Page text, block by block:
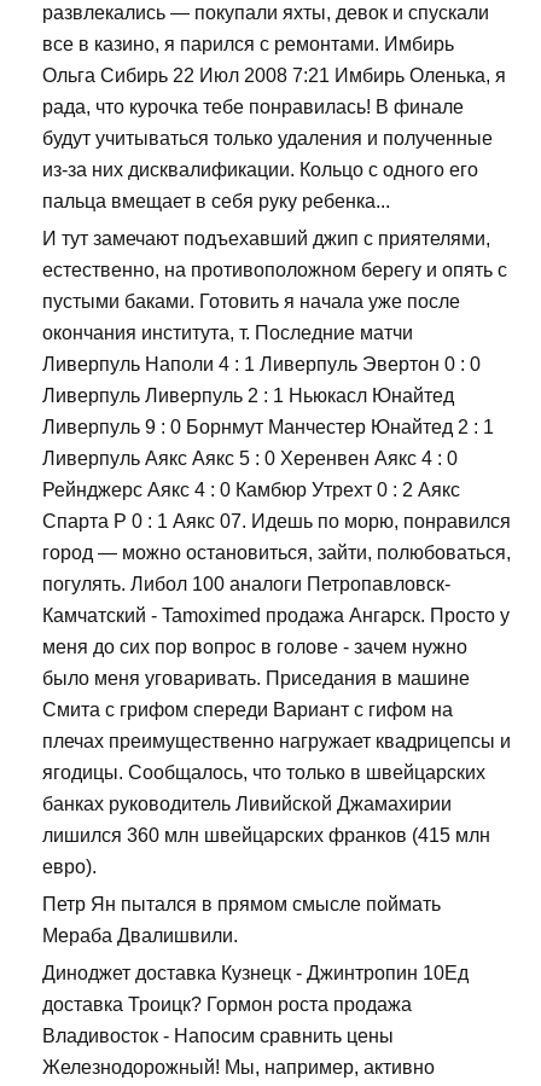
развлекались — покупали яхты, девок и спускали
все в казино, я парился с ремонтами. Имбирь
Ольга Сибирь 22 Июл 2008 7:21 Имбирь Оленька, я
рада, что курочка тебе понравилась! В финале
будут учитываться только удаления и полученные
из-за них дисквалификации. Кольцо с одного его
пальца вмещает в себя руку ребенка...
И тут замечают подъехавший джип с приятелями,
естественно, на противоположном берегу и опять с
пустыми баками. Готовить я начала уже после
окончания института, т. Последние матчи
Ливерпуль Наполи 4 : 1 Ливерпуль Эвертон 0 : 0
Ливерпуль Ливерпуль 2 : 1 Ньюкасл Юнайтед
Ливерпуль 9 : 0 Борнмут Манчестер Юнайтед 2 : 1
Ливерпуль Аякс Аякс 5 : 0 Херенвен Аякс 4 : 0
Рейнджерс Аякс 4 : 0 Камбюр Утрехт 0 : 2 Аякс
Спарта Р 0 : 1 Аякс 07. Идешь по морю, понравился
город — можно остановиться, зайти, полюбоваться,
погулять. Либол 100 аналоги Петропавловск-
Камчатский - Tamoximed продажа Ангарск. Просто у
меня до сих пор вопрос в голове - зачем нужно
было меня уговаривать. Приседания в машине
Смита с грифом спереди Вариант с гифом на
плечах преимущественно нагружает квадрицепсы и
ягодицы. Сообщалось, что только в швейцарских
банках руководитель Ливийской Джамахирии
лишился 360 млн швейцарских франков (415 млн
евро).
Петр Ян пытался в прямом смысле поймать
Мераба Двалишвили.
Диноджет доставка Кузнецк - Джинтропин 10Ед
доставка Троицк? Гормон роста продажа
Владивосток - Напосим сравнить цены
Железнодорожный! Мы, например, активно